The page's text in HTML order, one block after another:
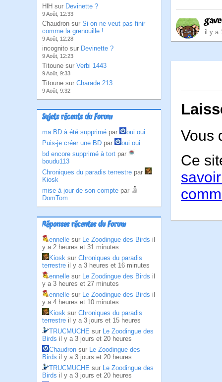
HlH sur Devinette ?
9 Août, 12:33
Chaudron sur Si on ne veut pas finir
comme la grenouille !
9 Août, 12:28
incognito sur Devinette ?
9 Août, 12:23
Titoune sur Verbi 1443
9 Août, 9:33
Titoune sur Charade 213
9 Août, 9:32
Sujets récents du Forum
ma BD à été supprimé par
oui oui
Puis-je créer une BD par
oui oui
bd encore supprimé à tort par
boudu113
Chroniques du paradis terrestre par
Kiosk
mise à jour de son compte par
DomTom
Réponses récentes du Forum
ennelle sur Le Zoodingue des Birds il
y a 2 heures et 31 minutes
Kiosk sur Chroniques du paradis
terrestre il y a 3 heures et 16 minutes
ennelle sur Le Zoodingue des Birds il
y a 3 heures et 27 minutes
ennelle sur Le Zoodingue des Birds il
y a 4 heures et 10 minutes
Kiosk sur Chroniques du paradis
terrestre il y a 3 jours et 15 heures
TRUCMUCHE sur Le Zoodingue des
Birds il y a 3 jours et 20 heures
Chaudron sur Le Zoodingue des
Birds il y a 3 jours et 20 heures
TRUCMUCHE sur Le Zoodingue des
Birds il y a 3 jours et 20 heures
il y a
Vous
Ce